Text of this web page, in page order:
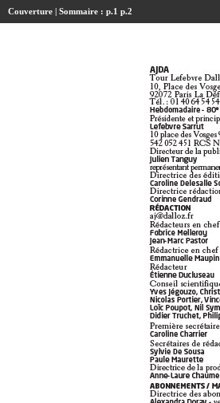
Couverture | Sommaire : p.1 p.2